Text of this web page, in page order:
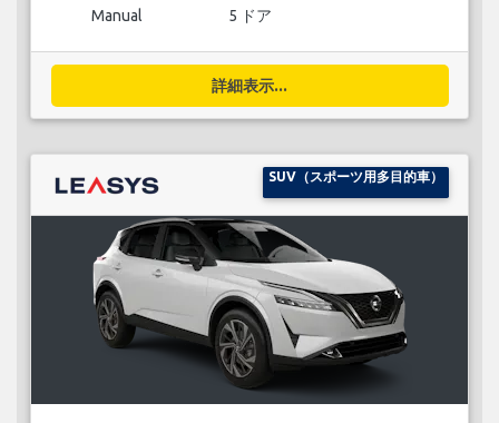
Manual 5 ドア
詳細表示...
SUV（スポーツ用多目的車）